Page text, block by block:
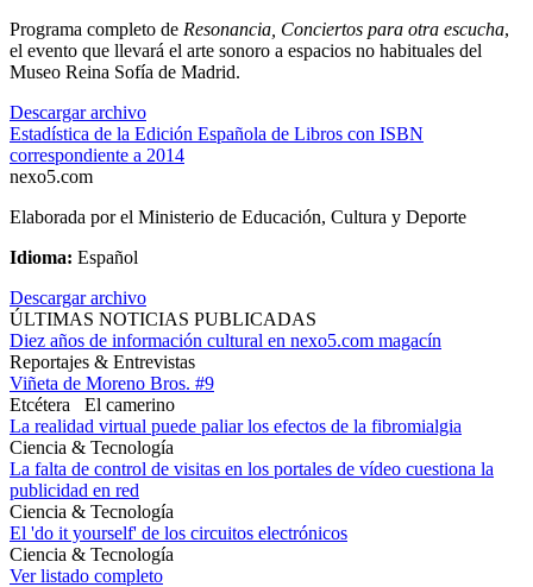
Programa completo de Resonancia, Conciertos para otra escucha,
el evento que llevará el arte sonoro a espacios no habituales del
Museo Reina Sofía de Madrid.
Descargar archivo
Estadística de la Edición Española de Libros con ISBN
correspondiente a 2014
nexo5.com
Elaborada por el Ministerio de Educación, Cultura y Deporte
Idioma: Español
Descargar archivo
ÚLTIMAS NOTICIAS PUBLICADAS
Diez años de información cultural en nexo5.com magacín
Reportajes & Entrevistas
Viñeta de Moreno Bros. #9
Etcétera
El camerino
La realidad virtual puede paliar los efectos de la fibromialgia
Ciencia & Tecnología
La falta de control de visitas en los portales de vídeo cuestiona la
publicidad en red
Ciencia & Tecnología
El 'do it yourself' de los circuitos electrónicos
Ciencia & Tecnología
Ver listado completo